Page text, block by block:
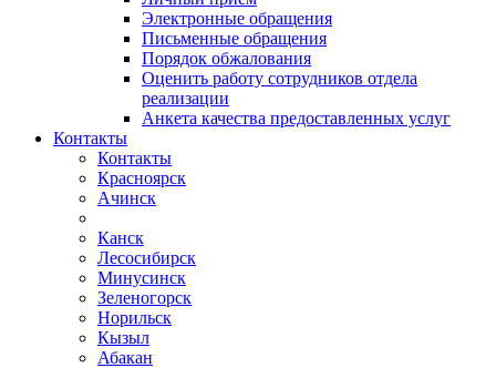
Электронные обращения
Письменные обращения
Порядок обжалования
Оценить работу сотрудников отдела
реализации
Анкета качества предоставленных услуг
Контакты
Контакты
Красноярск
Ачинск
Канск
Лесосибирск
Минусинск
Зеленогорск
Норильск
Кызыл
Абакан